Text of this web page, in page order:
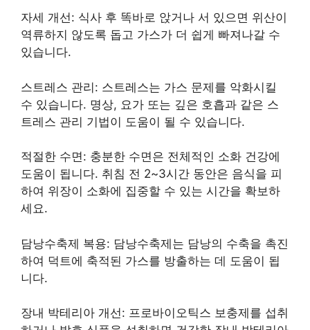
자세 개선: 식사 후 똑바로 앉거나 서 있으면 위산이
역류하지 않도록 돕고 가스가 더 쉽게 빠져나갈 수
있습니다.
스트레스 관리: 스트레스는 가스 문제를 악화시킬
수 있습니다. 명상, 요가 또는 깊은 호흡과 같은 스
트레스 관리 기법이 도움이 될 수 있습니다.
적절한 수면: 충분한 수면은 전체적인 소화 건강에
도움이 됩니다. 취침 전 2~3시간 동안은 음식을 피
하여 위장이 소화에 집중할 수 있는 시간을 확보하
세요.
담낭수축제 복용: 담낭수축제는 담낭의 수축을 촉진
하여 덕트에 축적된 가스를 방출하는 데 도움이 됩
니다.
장내 박테리아 개선: 프로바이오틱스 보충제를 섭취